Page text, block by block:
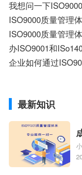
ISO9000质量管理
办ISO9001和
企业如何通过
最新知识